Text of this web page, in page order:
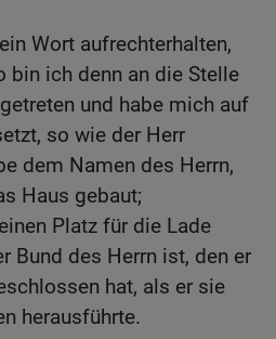
Wort aufrechterhalten,
bin ich denn an die Stelle
und habe mich auf
so wie der Herr
dem Namen des Herrn,
Haus gebaut;
Platz für die Lade
Bund des Herrn ist, den er
hat, als er sie
herausführte.